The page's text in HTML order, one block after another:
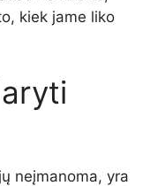
kiek jame liko
neįmanoma, yra